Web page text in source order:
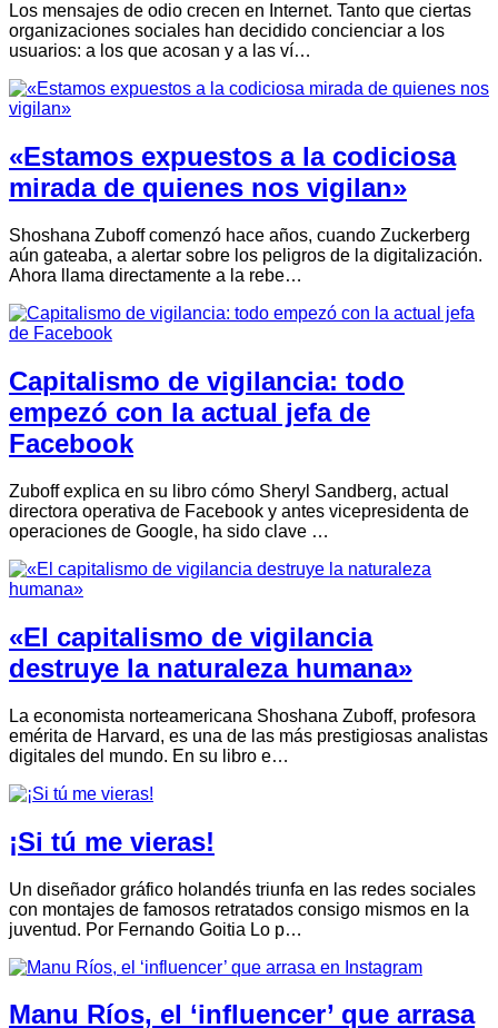
Los mensajes de odio crecen en Internet. Tanto que ciertas
organizaciones sociales han decidido concienciar a los
usuarios: a los que acosan y a las ví…
«Estamos expuestos a la codiciosa
mirada de quienes nos vigilan»
Shoshana Zuboff comenzó hace años, cuando Zuckerberg
aún gateaba, a alertar sobre los peligros de la digitalización.
Ahora llama directamente a la rebe…
Capitalismo de vigilancia: todo
empezó con la actual jefa de
Facebook
Zuboff explica en su libro cómo Sheryl Sandberg, actual
directora operativa de Facebook y antes vicepresidenta de
operaciones de Google, ha sido clave …
«El capitalismo de vigilancia
destruye la naturaleza humana»
La economista norteamericana Shoshana Zuboff, profesora
emérita de Harvard, es una de las más prestigiosas analistas
digitales del mundo. En su libro e…
¡Si tú me vieras!
Un diseñador gráfico holandés triunfa en las redes sociales
con montajes de famosos retratados consigo mismos en la
juventud. Por Fernando Goitia Lo p…
Manu Ríos, el ‘influencer’ que arrasa